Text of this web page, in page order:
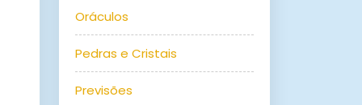
Oráculos
Pedras e Cristais
Previsões